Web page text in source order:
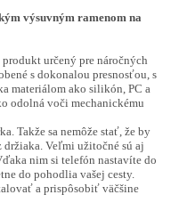
výsuvným ramenom na
určený pre náročných
s dokonalou presnosťou, s
materiálom ako silikón, PC a
odolná voči mechanickému
Takže sa nemôže stať, že by
Veľmi užitočné sú aj
nim si telefón nastavíte do
do pohodlia vašej cesty.
a prispôsobiť väčšine